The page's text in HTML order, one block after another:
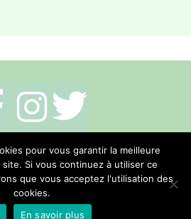
- Politique de cookies-
contacter
Hano Communication
pour vous garantir la meilleure
Si vous continuez à utiliser ce
que vous acceptez l'utilisation des
cookies.
En savoir plus